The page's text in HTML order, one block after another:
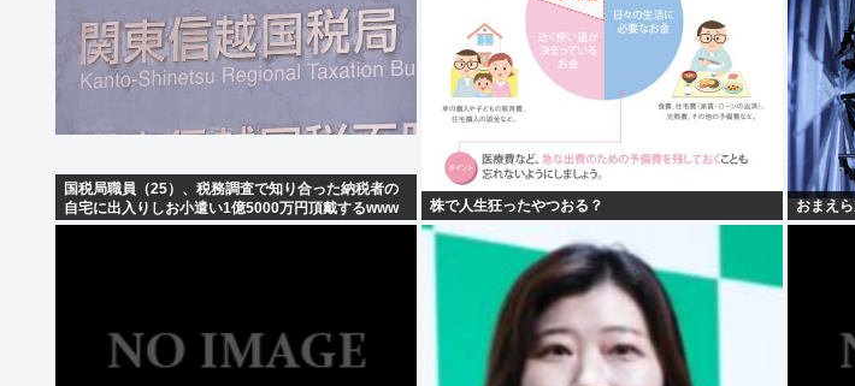
国税局職員（25）、税務調査で知り合った納税者の
自宅に出入りしお小遣い1億5000万円頂戴するwww
株で人生狂ったやつおる？ おまえ